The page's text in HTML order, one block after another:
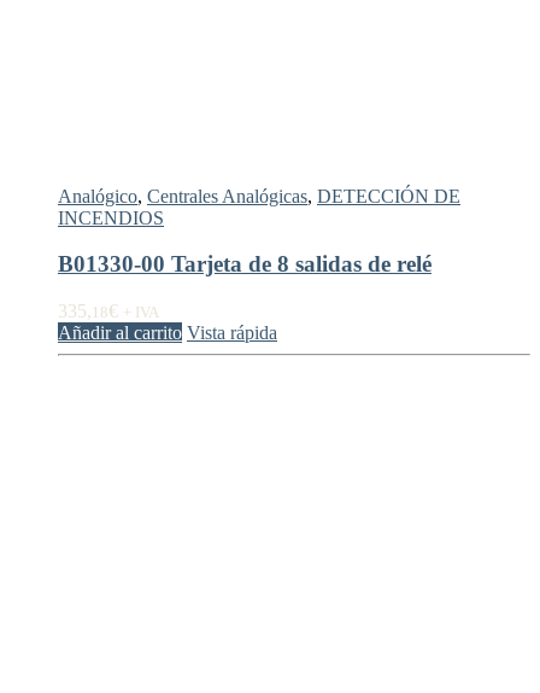
Analógico, Centrales Analógicas, DETECCIÓN DE
INCENDIOS
B01330-00 Tarjeta de 8 salidas de relé
335, 18€ + IVA
Añadir al carrito Vista rápida